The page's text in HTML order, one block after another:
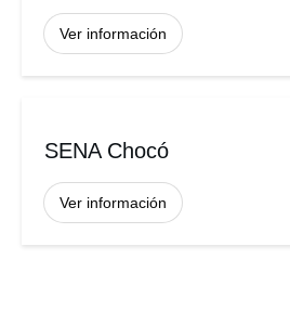
Ver información
SENA Chocó
Ver información